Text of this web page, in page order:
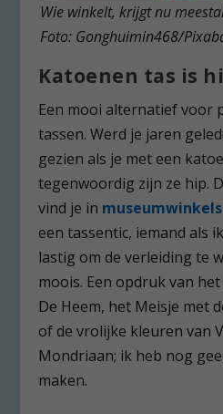
Wie winkelt, krijgt nu
Foto: Gonghuimin468/
Katoenen tas is
Een mooi alternatief voor
tassen. Werd je jaren
gezien als je met een
tegenwoordig zijn ze hip.
vind je in museumwinkels
een tassentic, iemand als
lastig om de verleiding te
moois. Een opdruk van
De Heem, het Meisje met
of de vrolijke kleuren van
Mondriaan; ik heb nog
maken.